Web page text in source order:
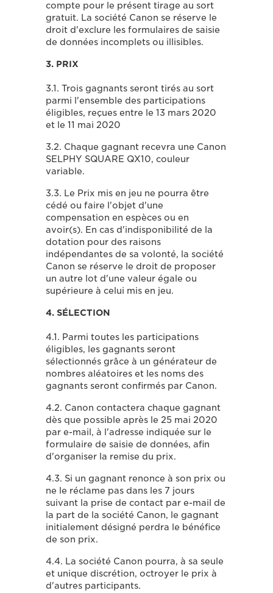
compte pour le présent tirage au sort
gratuit. La société Canon se réserve le
droit d'exclure les formulaires de saisie
de données incomplets ou illisibles.
3. PRIX
3.1. Trois gagnants seront tirés au sort
parmi l'ensemble des participations
éligibles, reçues entre le 13 mars 2020
et le 11 mai 2020
3.2. Chaque gagnant recevra une Canon
SELPHY SQUARE QX10, couleur
variable.
3.3. Le Prix mis en jeu ne pourra être
cédé ou faire l'objet d'une
compensation en espèces ou en
avoir(s). En cas d'indisponibilité de la
dotation pour des raisons
indépendantes de sa volonté, la société
Canon se réserve le droit de proposer
un autre lot d'une valeur égale ou
supérieure à celui mis en jeu.
4. SÉLECTION
4.1. Parmi toutes les participations
éligibles, les gagnants seront
sélectionnés grâce à un générateur de
nombres aléatoires et les noms des
gagnants seront confirmés par Canon.
4.2. Canon contactera chaque gagnant
dès que possible après le 25 mai 2020
par e-mail, à l'adresse indiquée sur le
formulaire de saisie de données, afin
d'organiser la remise du prix.
4.3. Si un gagnant renonce à son prix ou
ne le réclame pas dans les 7 jours
suivant la prise de contact par e-mail de
la part de la société Canon, le gagnant
initialement désigné perdra le bénéfice
de son prix.
4.4. La société Canon pourra, à sa seule
et unique discrétion, octroyer le prix à
d'autres participants.